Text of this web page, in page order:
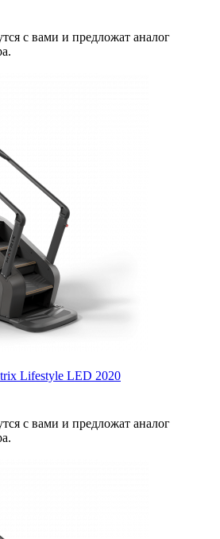
с вами и предложат аналог
Lifestyle LED 2020
с вами и предложат аналог